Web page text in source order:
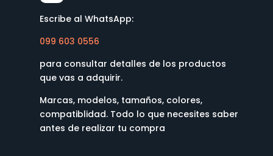
Escribe al WhatsApp:
099 603 0556
para consultar detalles de los productos
que vas a adquirir.
Marcas, modelos, tamaños, colores,
compatiblidad. Todo lo que necesites saber
antes de realizar tu compra